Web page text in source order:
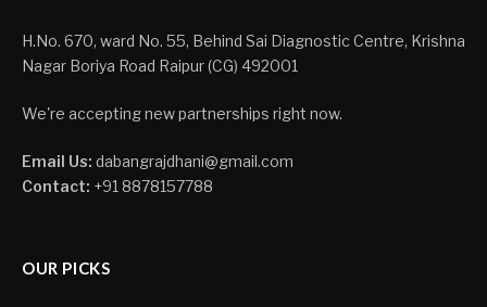
H.No. 670, ward No. 55, Behind Sai Diagnostic Centre, Krishna
Nagar Boriya Road Raipur (CG) 492001
We're accepting new partnerships right now.
Email Us: dabangrajdhani@gmail.com
Contact: +91 8878157788
OUR PICKS